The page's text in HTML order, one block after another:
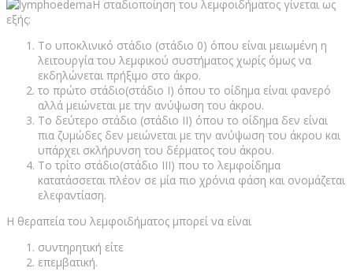
Η σταδιοποίηση του λεμφοιδήματος γίνεται ως
εξής:
Το υποκλινικό στάδιο (στάδιο 0) όπου είναι μειωμένη η
λειτουργία του λεμφικού συστήματος χωρίς όμως να
εκδηλώνεται πρήξιμο στο άκρο.
το πρώτο στάδιο(στάδιο I) όπου το οίδημα είναι φανερό
αλλά μειώνεται με την ανύψωση του άκρου.
Το δεύτερο στάδιο (στάδιο II) όπου το οίδημα δεν είναι
πια ζυμώδες δεν μειώνεται με την ανύψωση του άκρου και
υπάρχει σκλήρυνση του δέρματος του άκρου.
Το τρίτο στάδιο(στάδιο III) που το λεμφοίδημα
κατατάσσεται πλέον σε μία πιο χρόνια φάση και ονομάζεται
ελεφαντίαση.
Η θεραπεία του λεμφοιδήματος μπορεί να είναι
συντηρητική είτε
επεμβατική.